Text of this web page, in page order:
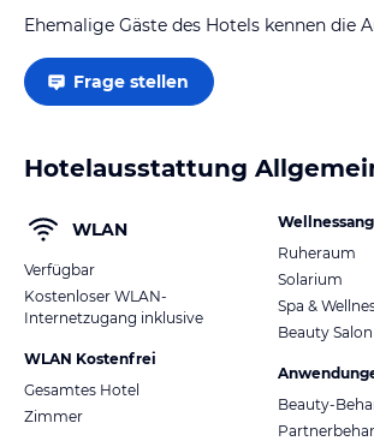
Ehemalige Gäste des Hotels kennen die
Frage stellen
Hotelausstattung
WLAN
Verfügbar
Kostenloser WLAN-
Internetzugang inklusive
WLAN Kostenfrei
Gesamtes Hotel
Zimmer
Ruheraum
Solarium
Spa &
Beauty Salon
Beauty-